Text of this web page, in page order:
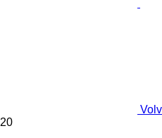
20